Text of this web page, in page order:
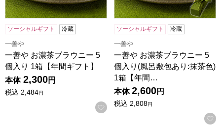
ソーシャルギフト 冷蔵
一善や
一善や お濃茶ブラウニー 5
個入り 1箱【年間ギフト】
本体 2,300円
税込 2,484円
お気に入りに登録する
ソーシャルギフト 冷蔵
一善や
一善や お濃茶ブラウニー 5
個入り(風呂敷包あり:抹茶色)
1箱【年間…
本体 2,600円
税込 2,808円